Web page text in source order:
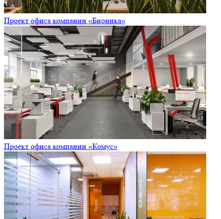
Проект офиса компании «Бионика»
Проект офиса компании «Комус»